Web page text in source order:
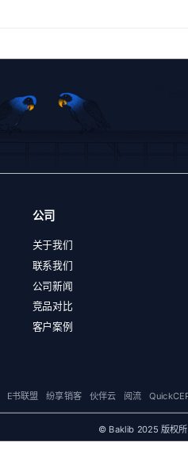
公司
关于我们
联系我们
公司新闻
竞品对比
客户案例
E书联盟 纷享销客 伙伴云 阅流
© Baklib 2025 版权